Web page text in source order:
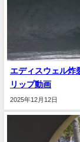
エディスウェル炸
リップ動画
2025年12月12日